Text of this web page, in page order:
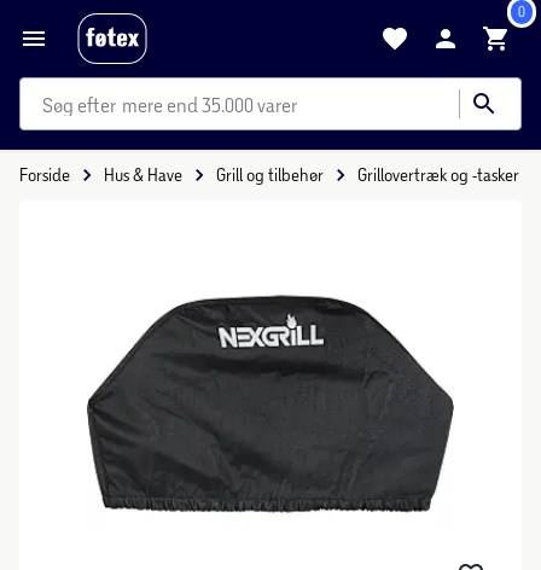
0
mere end 35.000 varer
Forside Hus & Have Grill og tilbehør Grillovertræk og -tasker